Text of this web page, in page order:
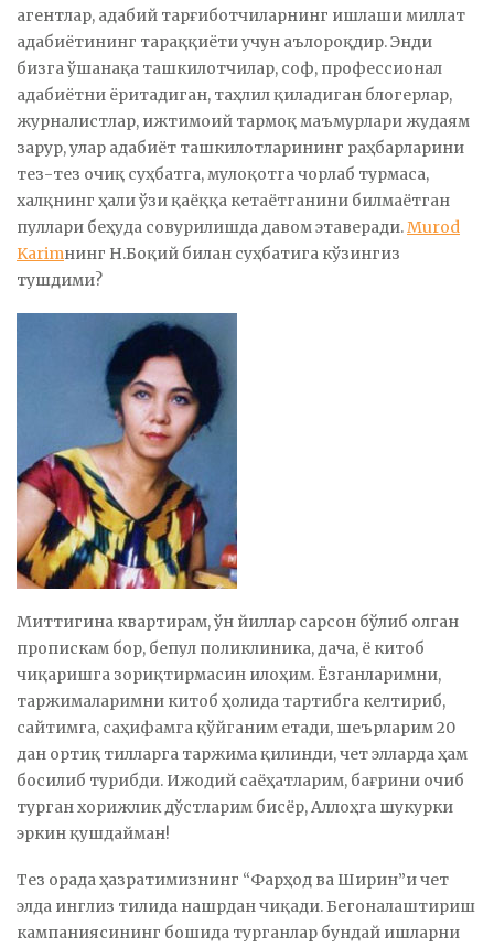
агентлар, адабий тарғиботчиларнинг ишлаши миллат
адабиётининг тараққиёти учун аълороқдир. Энди
бизга ўшанақа ташкилотчилар, соф, профессионал
адабиётни ёритадиган, таҳлил қиладиган блогерлар,
журналистлар, ижтимоий тармоқ маъмурлари жудаям
зарур, улар адабиёт ташкилотларининг раҳбарларини
тез-тез очиқ суҳбатга, мулоқотга чорлаб турмаса,
халқнинг ҳали ўзи қаёққа кетаётганини билмаётган
пуллари беҳуда совурилишда давом этаверади.Murod
Karimнинг Н.Боқий билан суҳбатига кўзингиз
тушдими?
Миттигина квартирам, ўн йиллар сарсон бўлиб олган
пропискам бор, бепул поликлиника, дача, ё китоб
чиқаришга зориқтирмасин илоҳим. Ёзганларимни,
таржималаримни китоб ҳолида тартибга келтириб,
сайтимга, саҳифамга қўйганим етади, шеърларим 20
дан ортиқ тилларга таржима қилинди, чет элларда ҳам
босилиб турибди. Ижодий саёҳатларим, бағрини очиб
турган хорижлик дўстларим бисёр, Аллоҳга шукурки
эркин қушдайман!
Тез орада ҳазратимизнинг “Фарҳод ва Ширин”и чет
элда инглиз тилида нашрдан чиқади. Бегоналаштириш
кампаниясининг бошида турганлар бундай ишларни